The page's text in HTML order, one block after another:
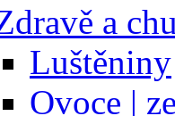
a
Luštěniny
Ovoce |